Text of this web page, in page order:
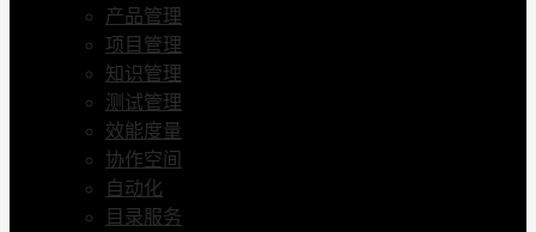
产品管理
项目管理
知识管理
测试管理
效能度量
协作空间
自动化
目录服务